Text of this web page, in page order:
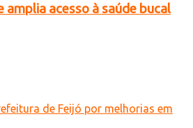
amplia acesso à saúde bucal